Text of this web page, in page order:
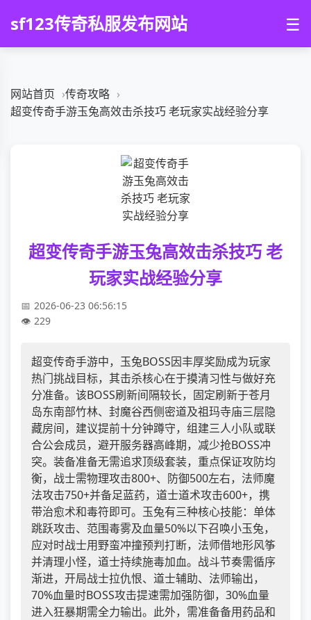
sf123传奇私服发布网站 ☰
网站首页
传奇攻略
超变传奇手游玉兔高效击杀技巧 老玩家实战经验分享
超变传奇手游玉兔高效击杀技巧 老
玩家实战经验分享
2026-06-23 06:56:15
229
超变传奇手游中，玉兔BOSS因丰厚奖励成为玩家
热门挑战目标，其击杀核心在于摸清习性与做好充
分准备。该BOSS刷新间隔较长，固定刷新于苍月
岛东南部竹林、封魔谷西侧密道及祖玛寺庙三层隐
藏房间，建议提前十分钟蹲守，组建三人小队或联
合公会成员，避开服务器高峰期，减少抢BOSS冲
突。装备准备无需追求顶级套装，重点保证攻防均
衡，战士需物理攻击800+、防御500左右，法师魔
法攻击750+并备足蓝药，道士道术攻击600+，携
带治愈术和毒符即可。玉兔有三种核心技能：单体
跳跃攻击、范围毒雾及血量50%以下召唤小玉兔，
应对时战士用野蛮冲撞预判打断，法师借地形风筝
并清理小怪，道士持续施毒加血。战斗节奏需循序
渐进，开局战士拉仇恨、道士辅助、法师输出，
70%血量时BOSS攻击提速需加强防御，30%血量
进入狂暴期需全力输出。此外，需准备备用药品和